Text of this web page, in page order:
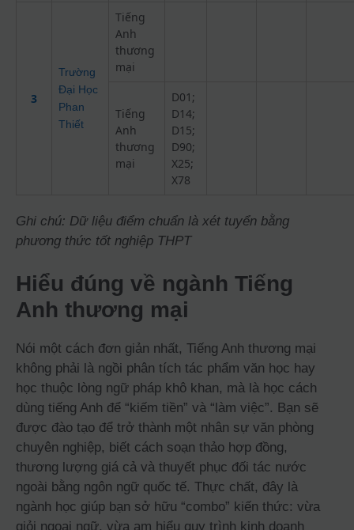
3
Trường
Đại Học
Phan
Thiết
Tiếng
Anh
thương
mại
Tiếng
Anh
thương
mại
D01;
D14;
D15;
D90;
X25;
X78
Ghi chú: Dữ liệu điểm chuẩn là xét tuyển bằng
phương thức tốt nghiệp THPT
Hiểu đúng về ngành Tiếng
Anh thương mại
Nói một cách đơn giản nhất, Tiếng Anh thương mại
không phải là ngồi phân tích tác phẩm văn học hay
học thuộc lòng ngữ pháp khô khan, mà là học cách
dùng tiếng Anh để “kiếm tiền” và “làm việc”. Bạn sẽ
được đào tạo để trở thành một nhân sự văn phòng
chuyên nghiệp, biết cách soạn thảo hợp đồng,
thương lượng giá cả và thuyết phục đối tác nước
ngoài bằng ngôn ngữ quốc tế. Thực chất, đây là
ngành học giúp bạn sở hữu “combo” kiến thức: vừa
giỏi ngoại ngữ, vừa am hiểu quy trình kinh doanh